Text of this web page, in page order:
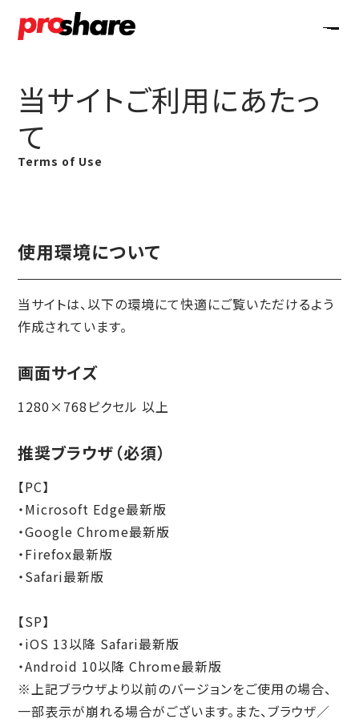
当サイトご利用にあたっ
て
Terms of Use
使用環境について
当サイトは、以下の環境にて快適にご覧いただけるよう
作成されています。
画面サイズ
1280×768ピクセル 以上
推奨ブラウザ（必須）
【PC】
・Microsoft Edge最新版
・Google Chrome最新版
・Firefox最新版
・Safari最新版
【SP】
・iOS 13以降 Safari最新版
・Android 10以降 Chrome最新版
※上記ブラウザより以前のバージョンをご使用の場合、
一部表示が崩れる場合がございます。また、ブラウザ／